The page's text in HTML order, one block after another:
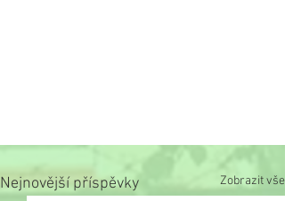
Nejnovější příspěvky Zobrazit vše